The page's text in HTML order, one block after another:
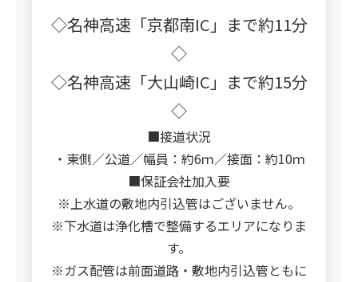
◇名神高速「京都南IC」まで約11分
◇
◇名神高速「大山崎IC」まで約15分
◇
■接道状況
・東側／公道／幅員：約6ｍ／接面：約10ｍ
■保証会社加入要
※上水道の敷地内引込管はございません。
※下水道は浄化槽で整備するエリアになりま
す。
※ガス配管は前面道路・敷地内引込管ともに